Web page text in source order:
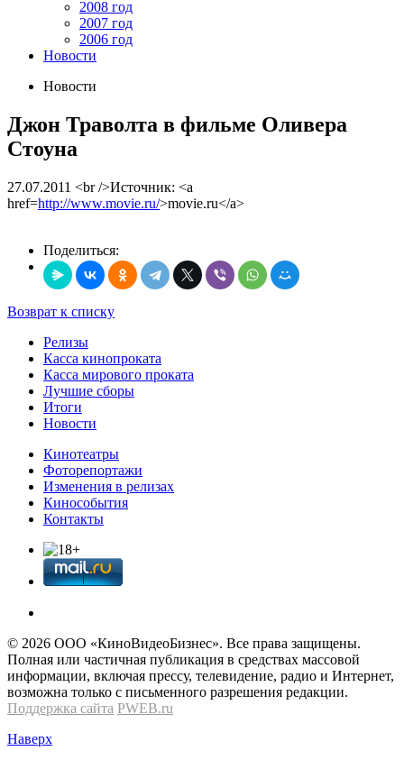
2008 год
2007 год
2006 год
Новости
Новости
Джон Траволта в фильме Оливера
Стоуна
27.07.2011 <br />Источник: <a
href=http://www.movie.ru/>movie.ru</a>
Поделиться:
Возврат к списку
Релизы
Касса кинопроката
Касса мирового проката
Лучшие сборы
Итоги
Новости
Кинотеатры
Фоторепортажи
Изменения в релизах
Кинособытия
Контакты
© 2026 OOО «КиноВидеоБизнес». Все права защищены.
Полная или частичная публикация в средствах массовой
информации, включая прессу, телевидение, радио и Интернет,
возможна только с письменного разрешения редакции.
Поддержка сайта PWEB.ru
Наверх